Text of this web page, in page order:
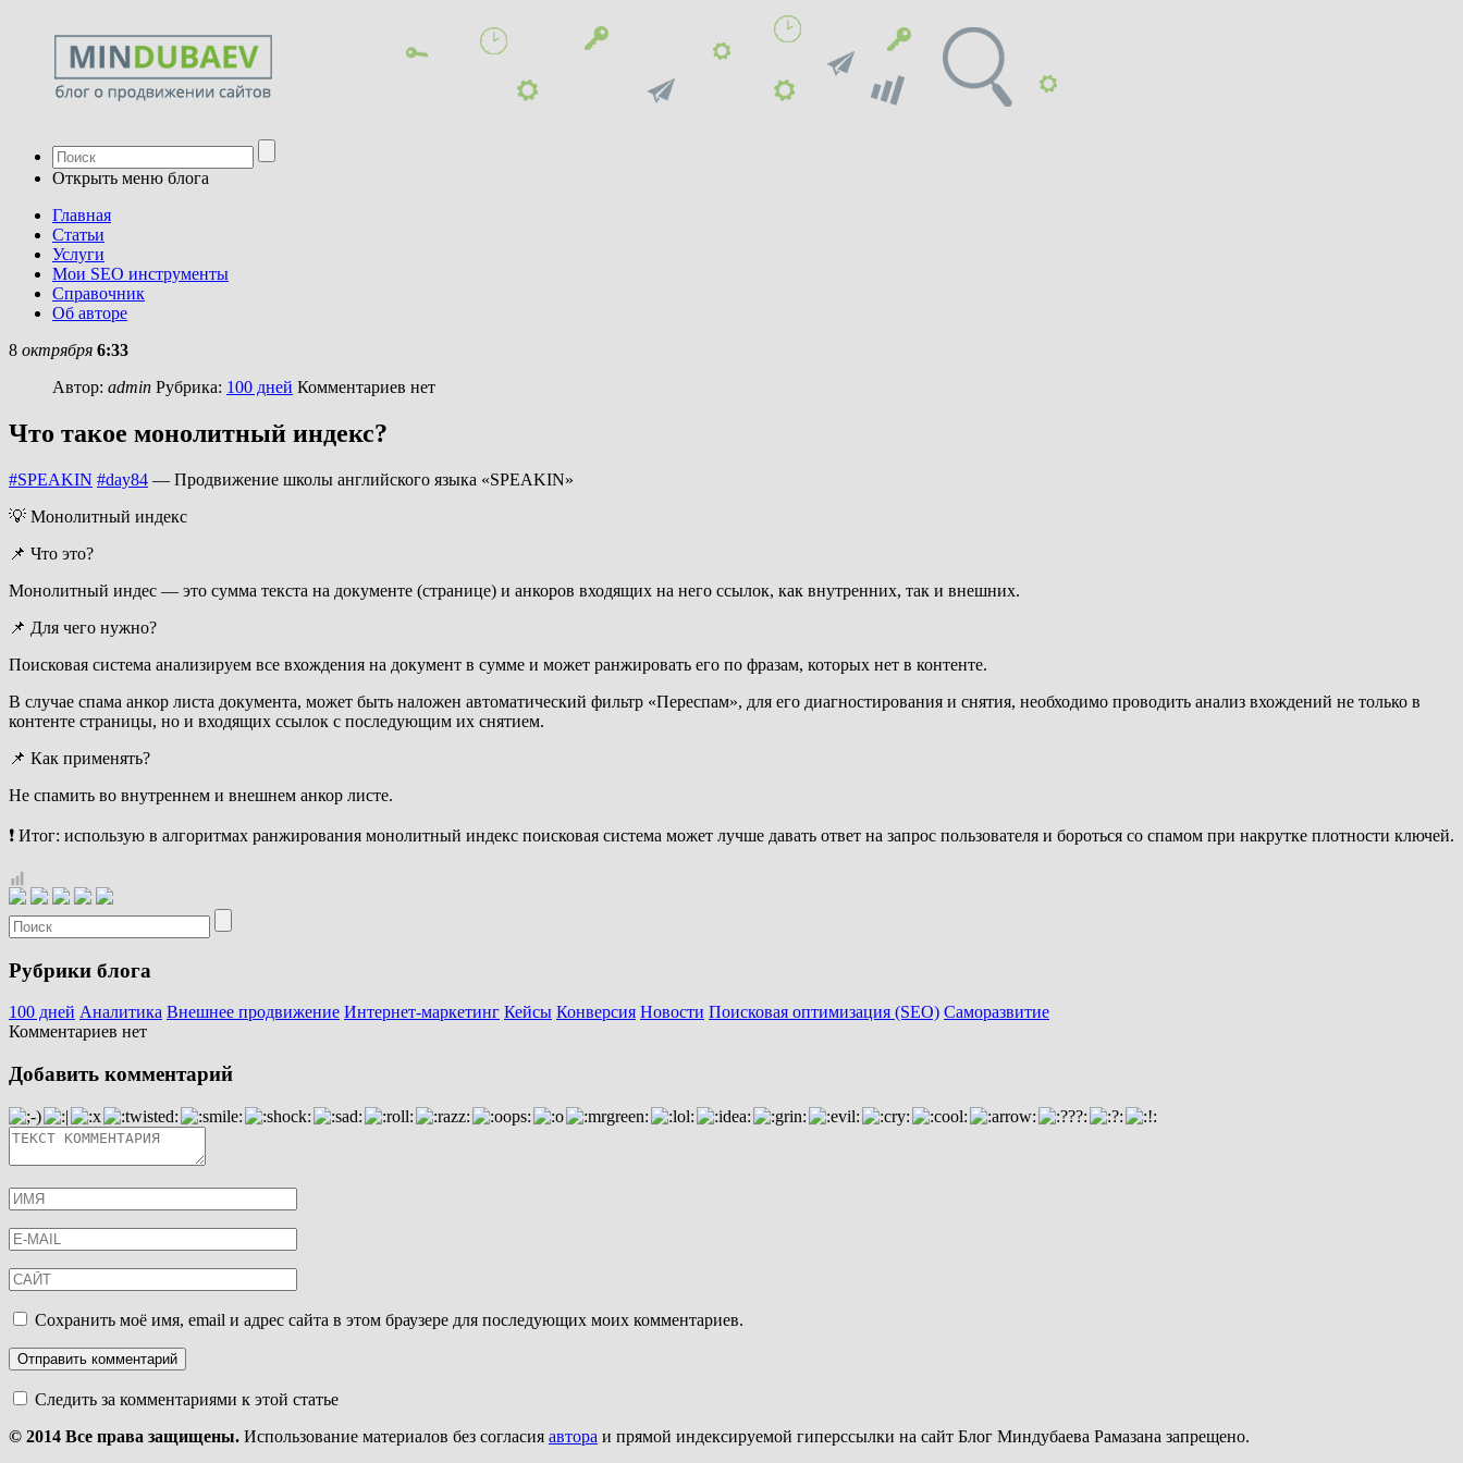
Открыть меню блога
Главная
Статьи
Услуги
Мои SEO инструменты
Справочник
Об авторе
8 октрября 6:33
Автор: admin Рубрика: 100 дней Комментариев нет
Что такое монолитный индекс?
#SPEAKIN #day84 — Продвижение школы английского языка «SPEAKIN»
💡 Монолитный индекс
📌 Что это?
Монолитный индес — это сумма текста на документе (странице) и анкоров входящих на него ссылок, как внутренних, так и внешних.
📌 Для чего нужно?
Поисковая система анализируем все вхождения на документ в сумме и может ранжировать его по фразам, которых нет в контенте.
В случае спама анкор листа документа, может быть наложен автоматический фильтр «Переспам», для его диагностирования и снятия, необходимо проводить анализ вхождений не только в
контенте страницы, но и входящих ссылок с последующим их снятием.
📌 Как применять?
Не спамить во внутреннем и внешнем анкор листе.
❗ Итог: использую в алгоритмах ранжирования монолитный индекс поисковая система может лучше давать ответ на запрос пользователя и бороться со спамом при накрутке плотности ключей.
Рубрики блога
100 дней Аналитика Внешнее продвижение Интернет-маркетинг Кейсы Конверсия Новости Поисковая оптимизация (SEO) Саморазвитие
Комментариев нет
Добавить комментарий
Сохранить моё имя, email и адрес сайта в этом браузере для последующих моих комментариев.
Следить за комментариями к этой статье
© 2014 Все права защищены. Использование материалов без согласия автора и прямой индексируемой гиперссылки на сайт Блог Миндубаева Рамазана запрещено.